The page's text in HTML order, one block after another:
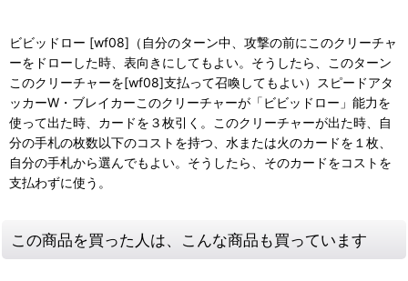
ビビッドロー [wf08]（自分のターン中、攻撃の前にこのクリーチャ
ーをドローした時、表向きにしてもよい。そうしたら、このターン
このクリーチャーを[wf08]支払って召喚してもよい）スピードアタ
ッカーW・ブレイカーこのクリーチャーが「ビビッドロー」能力を
使って出た時、カードを３枚引く。このクリーチャーが出た時、自
分の手札の枚数以下のコストを持つ、水または火のカードを１枚、
自分の手札から選んでもよい。そうしたら、そのカードをコストを
支払わずに使う。
この商品を買った人は、こんな商品も買っています